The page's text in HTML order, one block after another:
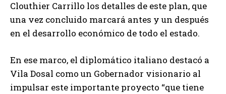
Clouthier Carrillo los detalles de este plan, que
una vez concluido marcará antes y un después
en el desarrollo económico de todo el estado.
En ese marco, el diplomático italiano destacó a
Vila Dosal como un Gobernador visionario al
impulsar este importante proyecto “que tiene